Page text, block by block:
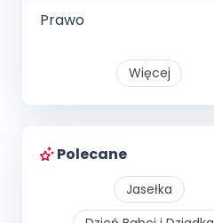
Prawo
Więcej
Polecane
Jasełka